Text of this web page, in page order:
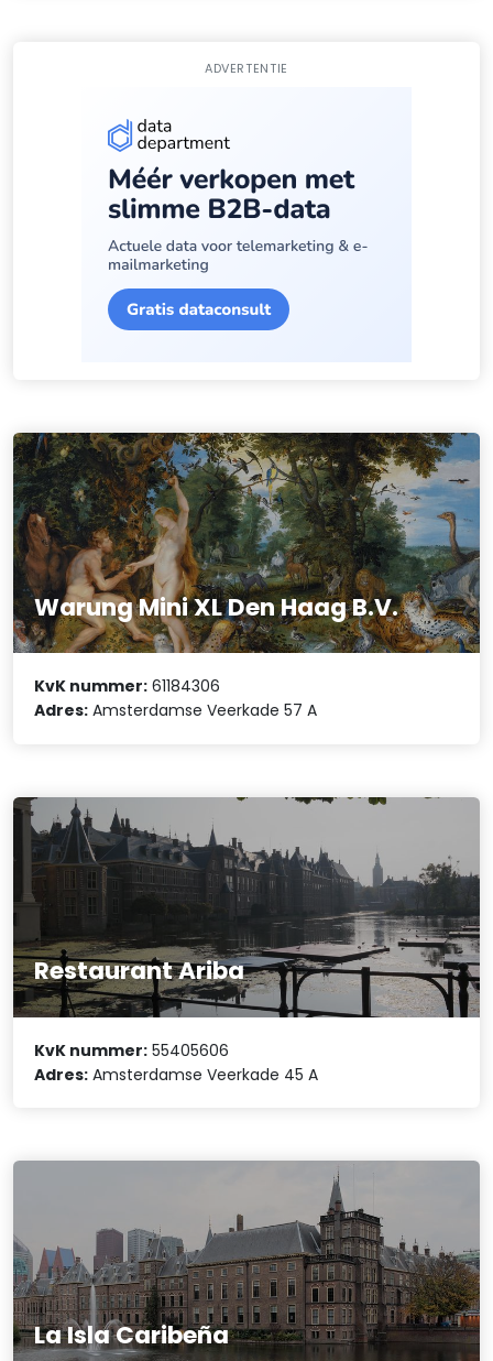
ADVERTENTIE
Warung Mini XL Den Haag B.V.
KvK nummer: 61184306
Adres: Amsterdamse Veerkade 57 A
Restaurant Ariba
KvK nummer: 55405606
Adres: Amsterdamse Veerkade 45 A
La Isla Caribeña